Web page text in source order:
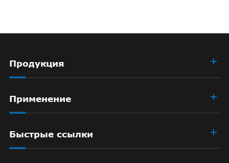
Продукция
Применение
Быстрые ссылки